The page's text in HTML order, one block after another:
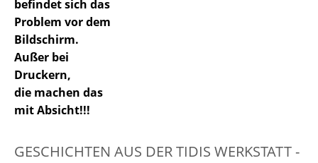
befindet sich das
Problem vor dem
Bildschirm.
Außer bei
Druckern,
die machen das
mit Absicht!!!
GESCHICHTEN AUS DER TIDIS WERKSTATT -